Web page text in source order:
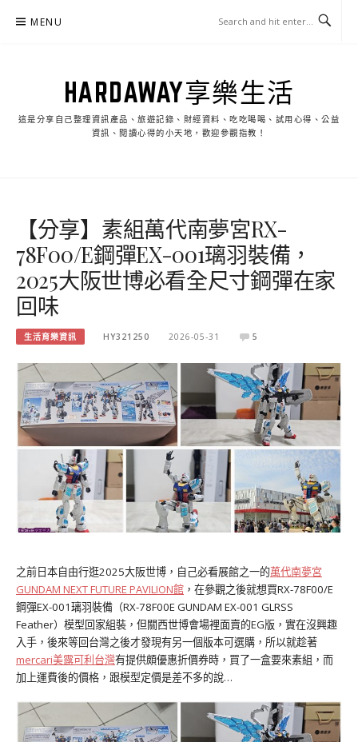
MENU
HARDAWAY享樂生活
這是分享自己整理資訊產品、旅遊記錄、財經資料、吃吃喝喝、試用心得、公益
資訊、閱讀心得的小天地，歡迎參觀指教！
【分享】素組萬代南夢宮RX-
78F00/E鋼彈EX-001璃羽裝備，
2025大阪世博必看全尺寸鋼彈在家
回味
生活育樂資訊 HY321250 2026-05-31 5
之前日本自由行逛2025大阪世博，自己必看展館之一的萬代南夢宮
GUNDAM NEXT FUTURE PAVILION館 ，在參觀之後就想買RX-78F00/E
鋼彈EX-001璃羽裝備（RX-78F00E GUNDAM EX-001 GLRSS
Feather）模型回家組裝，但關西世博會場裡面賣的EG版，實在沒興趣
入手，後來等回台灣之後才發現有另一個版本可選購，所以就趁著
mercari美露可利台灣有提供頗優惠折價券時，買了一盒要來素組，而
加上運費後的價格，跟模型定價是差不多的說…